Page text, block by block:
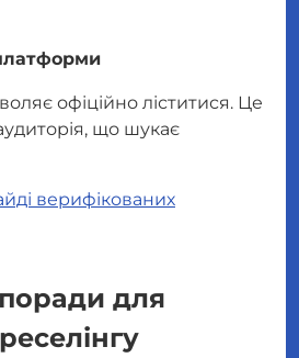
офіційно ліститися. Це
що шукає
верифікованих
для